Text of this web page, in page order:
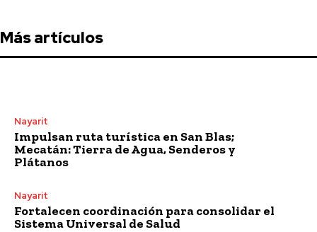
Más artículos
Nayarit
Impulsan ruta turística en San Blas;
Mecatán: Tierra de Agua, Senderos y
Plátanos
Nayarit
Fortalecen coordinación para consolidar el
Sistema Universal de Salud